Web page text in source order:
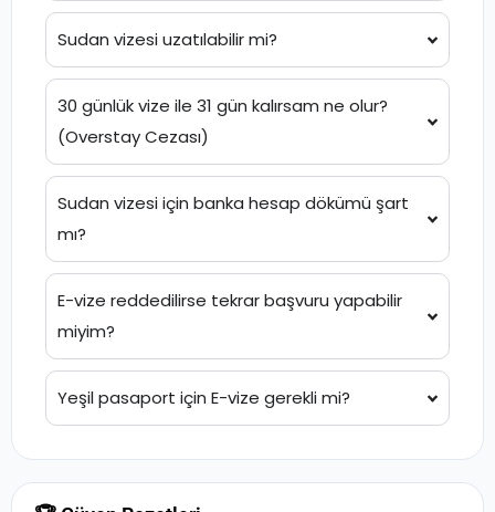
Sudan vizesi uzatılabilir mi?
30 günlük vize ile 31 gün kalırsam ne olur?
(Overstay Cezası)
Sudan vizesi için banka hesap dökümü şart
mı?
E-vize reddedilirse tekrar başvuru yapabilir
miyim?
Yeşil pasaport için E-vize gerekli mi?